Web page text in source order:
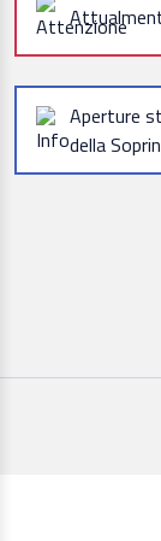
Aperture
della